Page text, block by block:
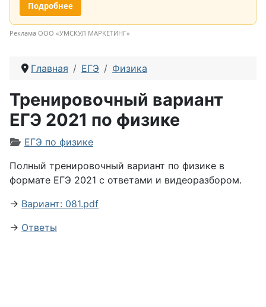
Подробнее
Реклама ООО «УМСКУЛ МАРКЕТИНГ»
Главная ЕГЭ Физика
Тренировочный вариант
ЕГЭ 2021 по физике
Информация о материале
ЕГЭ по физике
Полный тренировочный вариант по физике в
формате ЕГЭ 2021 с ответами и видеоразбором.
→ Вариант: 081.pdf
→ Ответы